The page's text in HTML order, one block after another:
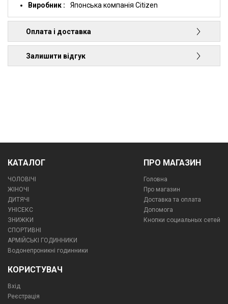
Виробник
Японська компанія Citizen
Оплата і доставка
Залишити відгук
КАТАЛОГ
ЧОЛОВІЧІ
ЖІНОЧІ
ДИТЯЧІ
УНІСЕКС
ЗНИЖКИ
СПОРТИВНІ
АРМІЙСЬКІ ГОДИННИКИ
Водонепроникні годинники
ПРО МАГАЗИН
Головна
Про магазин
Доставка та оплата
Допомога
Кнопки социальных сетей
КОРИСТУВАЧ
Вхід
Реєстрація